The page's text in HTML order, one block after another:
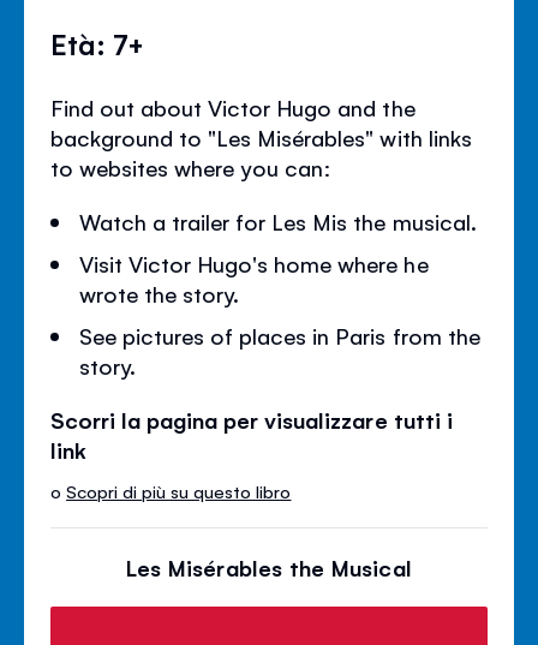
Età: 7+
Find out about Victor Hugo and the
background to "Les Misérables" with links
to websites where you can:
Watch a trailer for Les Mis the musical.
Visit Victor Hugo's home where he
wrote the story.
See pictures of places in Paris from the
story.
Scorri la pagina per visualizzare tutti i
link
oScopri di più su questo libro
Les Misérables the Musical